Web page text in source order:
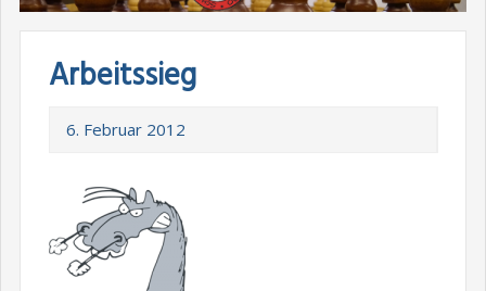
Arbeitssieg
6. Februar 2012